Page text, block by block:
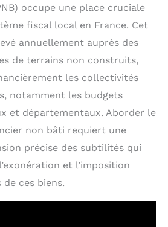
occupe une place cruciale
fiscal local en France. Cet
annuellement auprès des
de terrains non construits,
les collectivités
notamment les budgets
et départementaux. Aborder le
non bâti requiert une
précise des subtilités qui
et l’imposition
de ces biens.